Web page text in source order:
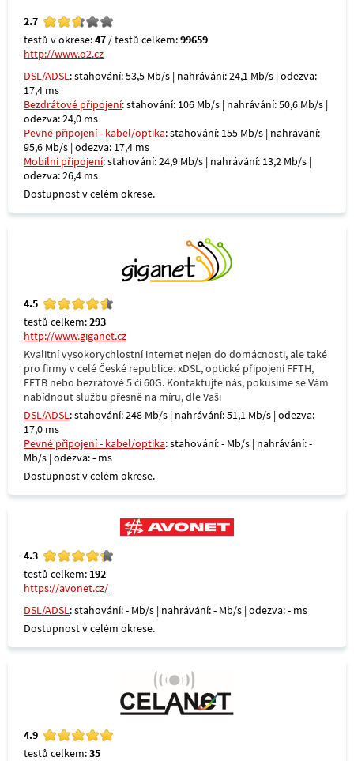
2.7
testů v okrese:47 / testů celkem:99659
http://www.o2.cz
DSL/ADSL: stahování: 53,5 Mb/s | nahrávání: 24,1 Mb/s | odezva:
17,4 ms
Bezdrátové připojení: stahování: 106 Mb/s | nahrávání: 50,6 Mb/s |
odezva: 24,0 ms
Pevné připojení - kabel/optika: stahování: 155 Mb/s | nahrávání:
95,6 Mb/s | odezva: 17,4 ms
Mobilní připojení: stahování: 24,9 Mb/s | nahrávání: 13,2 Mb/s |
odezva: 26,4 ms
Dostupnost v celém okrese.
4.5
testů celkem:293
http://www.giganet.cz
Kvalitní vysokorychlostní internet nejen do domácnosti, ale také
pro firmy v celé České republice. xDSL, optické připojení FFTH,
FFTB nebo bezrátové 5 či 60G. Kontaktujte nás, pokusíme se Vám
nabídnout službu přesně na míru, dle Vaši
DSL/ADSL: stahování: 248 Mb/s | nahrávání: 51,1 Mb/s | odezva:
17,0 ms
Pevné připojení - kabel/optika: stahování: - Mb/s | nahrávání: -
Mb/s | odezva: - ms
Dostupnost v celém okrese.
4.3
testů celkem: 192
https://avonet.cz/
DSL/ADSL: stahování: - Mb/s | nahrávání: - Mb/s | odezva: - ms
Dostupnost v celém okrese.
4.9
testů celkem:35